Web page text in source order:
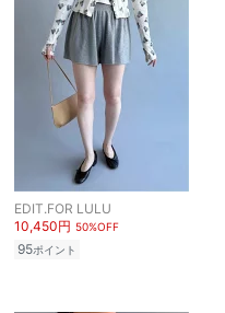
EDIT.FOR LULU
10,450円 50%OFF
95ポイント